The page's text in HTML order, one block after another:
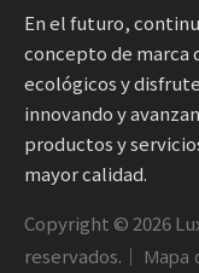
En el futuro,
concepto de marca
ecológicos y
innovando y
productos y
mayor calidad.
Copyright © 2026
reservados.｜ Mapa